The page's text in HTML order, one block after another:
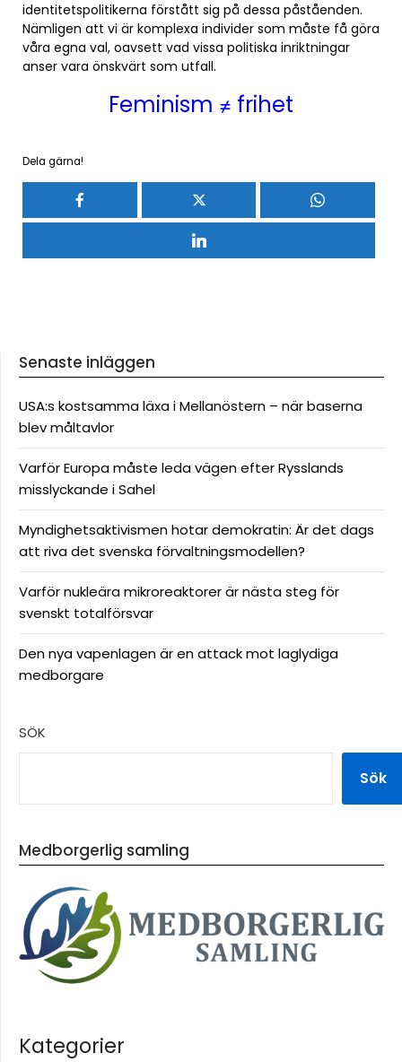
identitetspolitikerna förstått sig på dessa påståenden.
Nämligen att vi är komplexa individer som måste få göra
våra egna val, oavsett vad vissa politiska inriktningar
anser vara önskvärt som utfall.
Feminism ≠ frihet
Dela gärna!
Senaste inläggen
USA:s kostsamma läxa i Mellanöstern – när baserna
blev måltavlor
Varför Europa måste leda vägen efter Rysslands
misslyckande i Sahel
Myndighetsaktivismen hotar demokratin: Är det dags
att riva det svenska förvaltningsmodellen?
Varför nukleära mikroreaktorer är nästa steg för
svenskt totalförsvar
Den nya vapenlagen är en attack mot laglydiga
medborgare
SÖK
Sök
Medborgerlig samling
Kategorier